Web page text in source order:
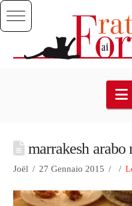
marrakesh arabo
Joël 27 Gennaio 2015